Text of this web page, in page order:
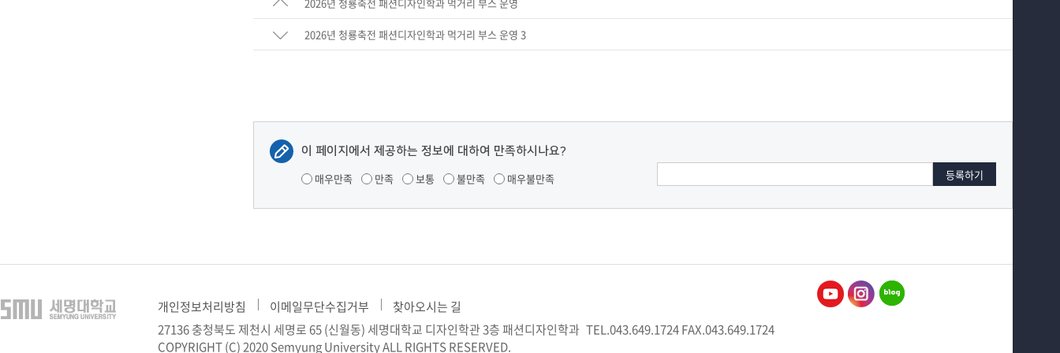
2026년 청룡축전 패션디자인학과 먹거리 부스 운영 3
이 페이지에서 제공하는 정보에 대하여 만족하시나요?
매우만족 만족 보통 불만족 매우불만족
개인정보처리방침 이메일무단수집거부
찾아오시는 길
27136 충청북도 제천시 세명로 65 (신월동) 세명대학교 디자인학관 3층 패션디자인학과 TEL.043.649.1724FAX.043.649.1724
COPYRIGHT (C) 2020 Semyung University ALL RIGHTS RESERVED.